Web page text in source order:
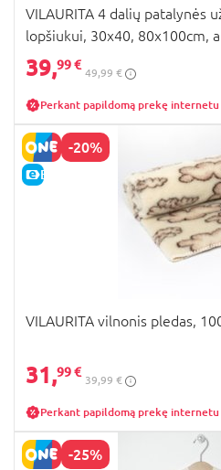
VILAURITA 4 dalių patalynės
lopšiukui, 30x40, 80x100cm,
39,99 €
49,99 €
Perkant papildomą prekę internetu
-20%
E-KAINA
VILAURITA vilnonis pledas,
31,99 €
39,99 €
Perkant papildomą prekę internetu
-25%